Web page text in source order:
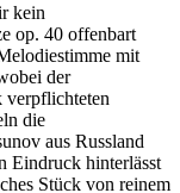
kein
op. 40 offenbart
mit
der
verpflichteten
die
aus Russland
Eindruck hinterlässt
Stück von reinem